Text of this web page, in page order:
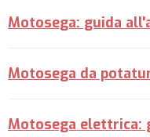
Motosega: guida
Motosega da
Motosega elettrica: